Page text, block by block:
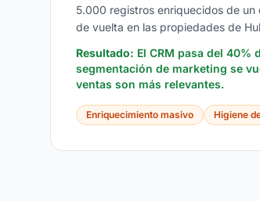
5.000 registros enriquecidos de
de vuelta en las propiedades de
Resultado: El CRM pasa del 40%
segmentación de marketing se
ventas son más relevantes.
Enriquecimiento masivo Higiene